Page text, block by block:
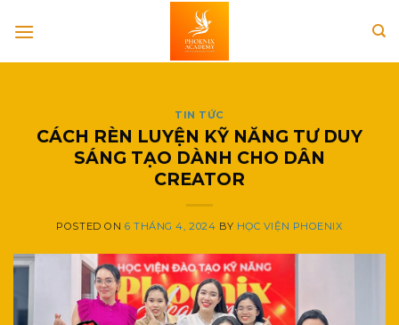
TIN TỨC
CÁCH RÈN LUYỆN KỸ NĂNG TƯ DUY
SÁNG TẠO DÀNH CHO DÂN
CREATOR
POSTED ON 6 THÁNG 4, 2024 BY HỌC VIỆN PHOENIX